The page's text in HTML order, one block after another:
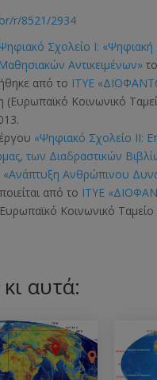
r/8521/2934
Σχολείο Ι: «Ψηφιακή
Αντικειμένων»
από το ΙΤΥΕ
(Ευρωπαϊκό Κοινωνικό
«Ψηφιακό Σχολείο ΙΙ:
των Διαδραστικών
«Ανάπτυξη Ανθρώπινου
από το ΙΤΥΕ
Κοινωνικό
αυτά: